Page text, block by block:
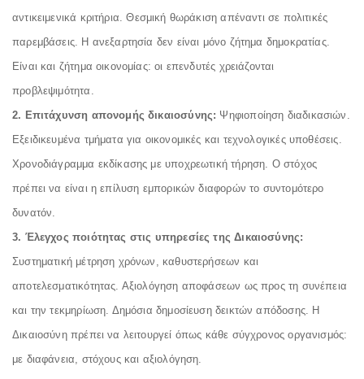
αντικειμενικά κριτήρια. Θεσμική θωράκιση απέναντι σε πολιτικές
παρεμβάσεις. Η ανεξαρτησία δεν είναι μόνο ζήτημα δημοκρατίας.
Είναι και ζήτημα οικονομίας: οι επενδυτές χρειάζονται
προβλεψιμότητα.
2. Επιτάχυνση απονομής δικαιοσύνης: Ψηφιοποίηση διαδικασιών.
Εξειδικευμένα τμήματα για οικονομικές και τεχνολογικές υποθέσεις.
Χρονοδιάγραμμα εκδίκασης με υποχρεωτική τήρηση. Ο στόχος
πρέπει να είναι η επίλυση εμπορικών διαφορών το συντομότερο
δυνατόν.
3. Έλεγχος ποιότητας στις υπηρεσίες της Δικαιοσύνης:
Συστηματική μέτρηση χρόνων, καθυστερήσεων και
αποτελεσματικότητας. Αξιολόγηση αποφάσεων ως προς τη συνέπεια
και την τεκμηρίωση. Δημόσια δημοσίευση δεικτών απόδοσης. Η
Δικαιοσύνη πρέπει να λειτουργεί όπως κάθε σύγχρονος οργανισμός:
με διαφάνεια, στόχους και αξιολόγηση.